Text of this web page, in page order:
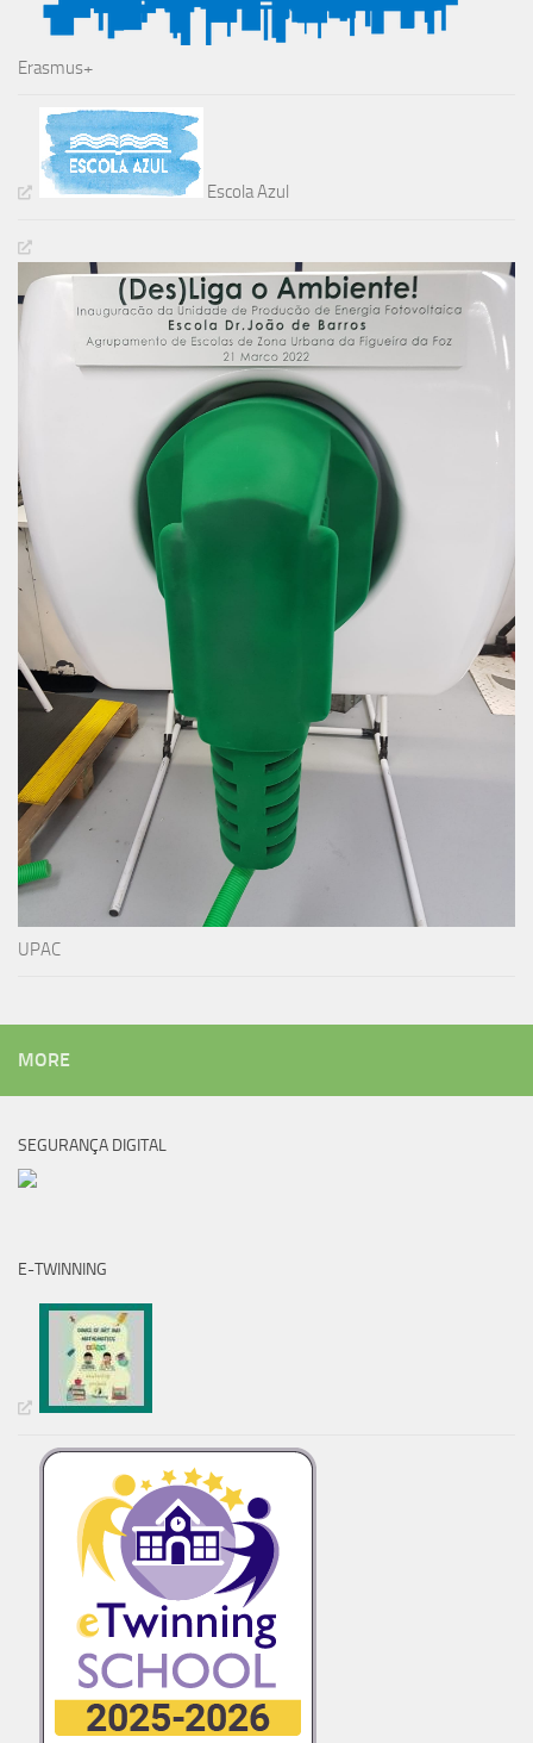
Erasmus+
Escola Azul
UPAC
MORE
SEGURANÇA DIGITAL
E-TWINNING